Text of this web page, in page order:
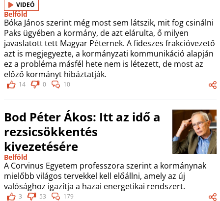
VIDEÓ
Belföld
Bóka János szerint még most sem látszik, mit fog csinálni
Paks ügyében a kormány, de azt elárulta, ő milyen
javaslatott tett Magyar Péternek. A fideszes frakcióvezető
azt is megjegyezte, a kormányzati kommunikáció alapján
ez a probléma másfél hete nem is létezett, de most az
előző kormányt hibáztatják.
14 0 10
Bod Péter Ákos: Itt az idő a
rezsicsökkentés
kivezetésére
Belföld
A Corvinus Egyetem professzora szerint a kormánynak
mielőbb világos tervekkel kell előállni, amely az új
valósághoz igazítja a hazai energetikai rendszert.
3 53 179